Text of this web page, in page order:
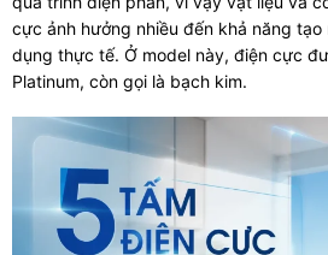
cực ảnh hưởng nhiều đến khả năng
dụng thực tế. Ở model này, điện cực
Platinum, còn gọi là bạch kim.